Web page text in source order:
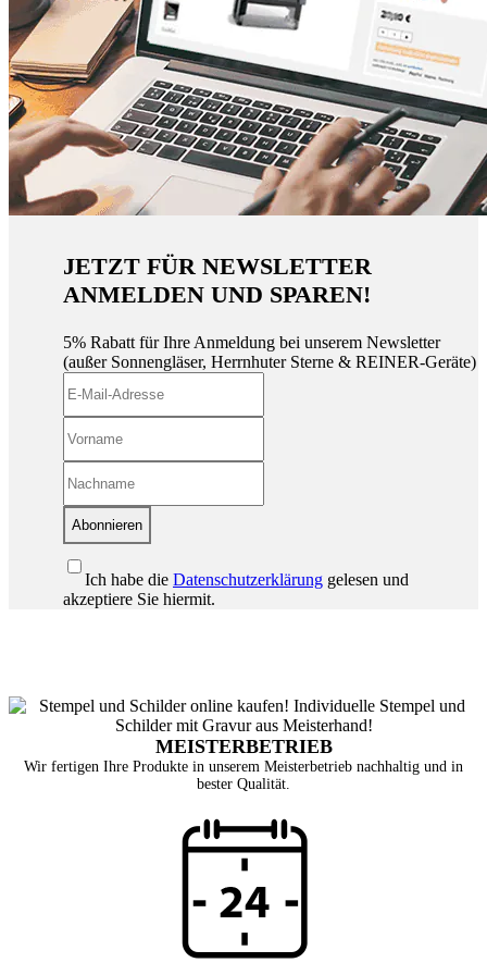
JETZT FÜR NEWSLETTER
ANMELDEN UND SPAREN!
5% Rabatt für Ihre Anmeldung bei unserem Newsletter
(außer Sonnengläser, Herrnhuter Sterne & REINER-Geräte)
Abonnieren
Ich habe die Datenschutzerklärung gelesen und
akzeptiere Sie hiermit.
MEISTERBETRIEB
Wir fertigen Ihre Produkte in unserem Meisterbetrieb nachhaltig und in
bester Qualität.